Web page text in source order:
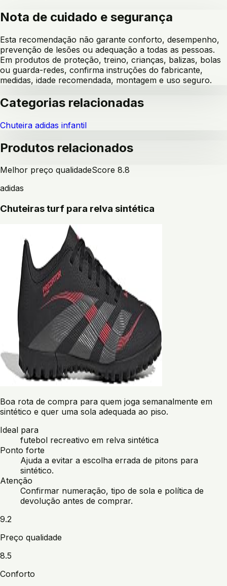
Nota de cuidado e segurança
Esta recomendação não garante conforto, desempenho,
prevenção de lesões ou adequação a todas as pessoas.
Em produtos de proteção, treino, crianças, balizas, bolas
ou guarda-redes, confirma instruções do fabricante,
medidas, idade recomendada, montagem e uso seguro.
Categorias relacionadas
Chuteira adidas infantil
Produtos relacionados
Melhor preço qualidadeScore 8.8
adidas
Chuteiras turf para relva sintética
Boa rota de compra para quem joga semanalmente em
sintético e quer uma sola adequada ao piso.
Ideal para
futebol recreativo em relva sintética
Ponto forte
Ajuda a evitar a escolha errada de pitons para
sintético.
Atenção
Confirmar numeração, tipo de sola e política de
devolução antes de comprar.
9.2
Preço qualidade
8.5
Conforto